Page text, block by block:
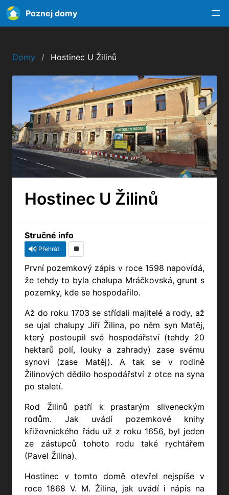
Poznej domy
Domy Hostinec U Žilinů
Hostinec U Žilinů
Stručné info
Přehrát
První pozemkový zápis v roce 1598 napovídá,
že tehdy to byla chalupa Mráčkovská, grunt s
pozemky, kde se hospodařilo.
Až do roku 1703 se střídali majitelé a rody, až
se ujal chalupy Jiří Žilina, po něm syn Matěj,
který postoupil své hospodářství (tehdy 20
hektarů polí, louky a zahrady) zase svému
synovi (zase Matěj). A tak se v rodině
Žilinových dědilo hospodářství z otce na syna
po staletí.
Rod Žilinů patří k prastarým sliveneckým
rodům. Jak uvádí pozemkové knihy
křižovnického řádu už z roku 1656, byl jeden
ze zástupců tohoto rodu také rychtářem
(Pavel Žilina).
Hostinec v tomto domě otevřel nejspíše v
roce 1868 V. M. Žilina, jak uvádí i nápis na